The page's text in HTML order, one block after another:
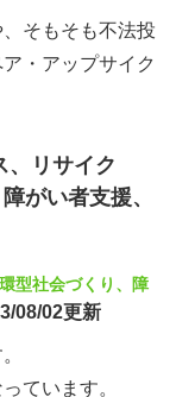
そもそも不法投
・アップサイク
、リサイク
がい者支援、
型社会づくり、障
08/02更新
ています。